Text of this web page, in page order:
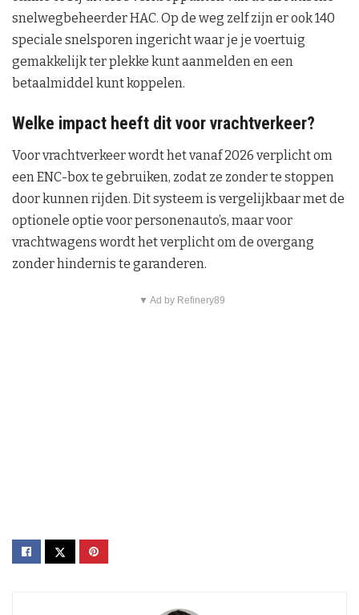
snelwegbeheerder HAC. Op de weg zelf zijn er ook 140
speciale snelsporen ingericht waar je je voertuig
gemakkelijk ter plekke kunt aanmelden en een
betaalmiddel kunt koppelen.
Welke impact heeft dit voor vrachtverkeer?
Voor vrachtverkeer wordt het vanaf 2026 verplicht om
een ENC-box te gebruiken, zodat ze zonder te stoppen
door kunnen rijden. Dit systeem is vergelijkbaar met de
optionele optie voor personenauto’s, maar voor
vrachtwagens wordt het verplicht om de overgang
zonder hindernis te garanderen.
▼ Ad by Refinery89